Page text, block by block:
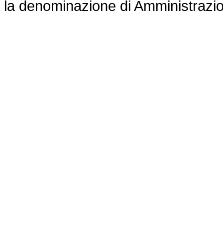
la denominazione di